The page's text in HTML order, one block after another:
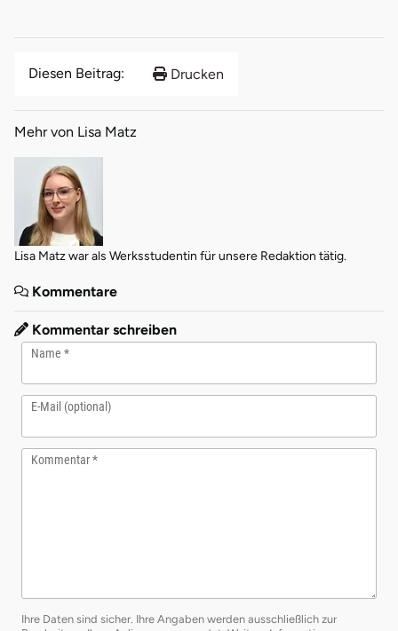
Diesen Beitrag: Drucken
Mehr von Lisa Matz
Lisa Matz war als Werksstudentin für unsere Redaktion tätig.
Kommentare
Kommentar schreiben
Name
E-Mail (optional)
Kommentar
Ihre Daten sind sicher. Ihre Angaben werden ausschließlich zur